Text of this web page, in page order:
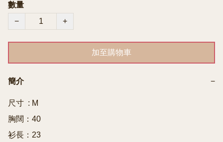
數量
−
+
加至購物車
簡介 −
尺寸  : M
胸闊：40
衫長：23